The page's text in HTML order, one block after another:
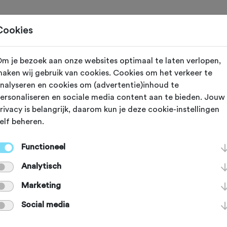
toevoegen voor:
challenge 2025 - 30-
andere sportieve fietsers op weg. Bedankt!
toertocht?
van de volgende onderdelen?
je bezoek aan onze websites optimaal te laten verlopen,
wij gebruik van cookies. Cookies om het verkeer te
en cookies om (advertentie)inhoud te
en sociale media content aan te bieden. Jouw
is belangrijk, daarom kun je deze cookie-instellingen
beheren.
Functioneel
Analytisch
Marketing
Social media